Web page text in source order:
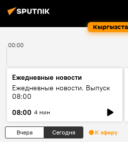
00:00
Ежедневные новости
Ежедневные новости. Выпуск
08:00
08:00 4 мин
Вчера Сегодня К эфиру